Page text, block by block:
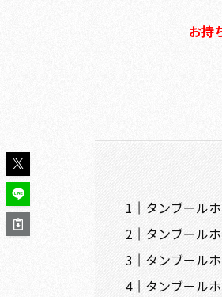
お持
タンブール
タンブール
タンブール
タンブール